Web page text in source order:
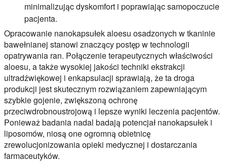
minimalizując dyskomfort i poprawiając samopoczucie
pacjenta.
Opracowanie nanokapsułek aloesu osadzonych w tkaninie
bawełnianej stanowi znaczący postęp w technologii
opatrywania ran. Połączenie terapeutycznych właściwości
aloesu, a także wysokiej jakości techniki ekstrakcji
ultradźwiękowej i enkapsulacji sprawiają, że ta droga
produkcji jest skutecznym rozwiązaniem zapewniającym
szybkie gojenie, zwiększoną ochronę
przeciwdrobnoustrojową i lepsze wyniki leczenia pacjentów.
Ponieważ badania nadal badają potencjał nanokapsułek i
liposomów, niosą one ogromną obietnicę
zrewolucjonizowania opieki medycznej i dostarczania
farmaceutyków.